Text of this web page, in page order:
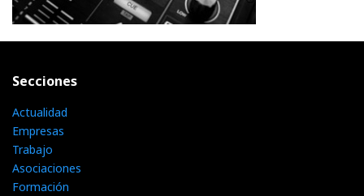
Secciones
Actualidad
Empresas
Trabajo
Asociaciones
Formación